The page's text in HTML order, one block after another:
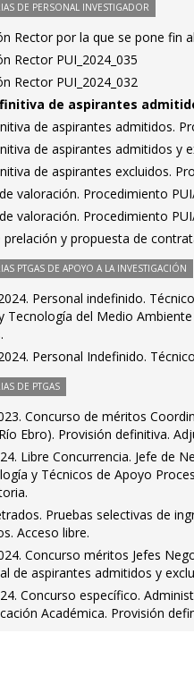
DE PERSONAL INVESTIGADOR
Rector por la que se pone fin
Rector PUI_2024_035
Rector PUI_2024_032
de aspirantes
de aspirantes admitidos.
de aspirantes admitidos y
de aspirantes excluidos.
valoración. Procedimiento
valoración. Procedimiento
prelación y propuesta de
PTGAS DE APOYO A LA INVESTIGACIÓN
Personal indefinido.
Tecnología del Medio
Personal Indefinido.
DE PTGAS
Concurso de méritos
Ebro). Provisión definitiva.
Libre Concurrencia. Jefe de
y Técnicos de Apoyo
Pruebas selectivas de
Acceso libre.
Concurso méritos Jefes
de aspirantes admitidos y
Concurso específico.
Académica. Provisión